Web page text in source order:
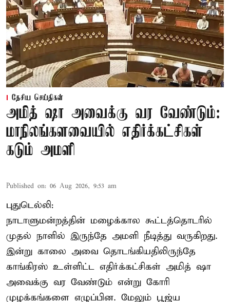
தேசிய செய்திகள்
அமித் ஷா அவைக்கு வர வேண்டும்:
மாநிலங்களவையில் எதிர்க்கட்சிகள்
கடும் அமளி
Published on: 06 Aug 2026, 9:53 am
புதுடெல்லி:
நாடாளுமன்றத்தின் மழைக்கால கூட்டத்தொடரில்
முதல் நாளில் இருந்தே அமளி நீடித்து வருகிறது.
இன்று காலை அவை தொடங்கியதிலிருந்தே
காங்கிரஸ் உள்ளிட்ட எதிர்க்கட்சிகள் அமித் ஷா
அவைக்கு வர வேண்டும் என்று கோரி
முழக்கங்களை எழுப்பின. மேலும் பூஜ்ய